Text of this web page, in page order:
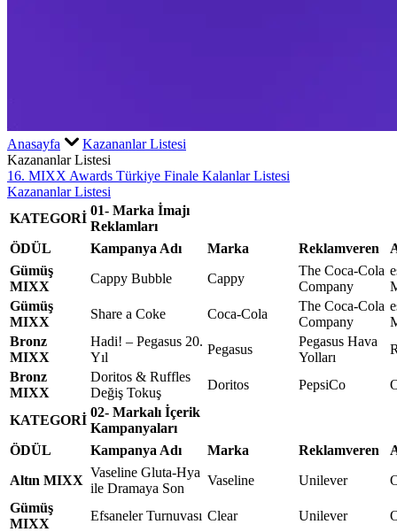
Anasayfa
Kazananlar Listesi
Kazananlar Listesi
16. MIXX Awards Türkiye Finale Kalanlar Listesi
Kazananlar Listesi
KATEGORİ
01- Marka İmajı
Reklamları
ÖDÜL
Kampanya Adı Marka Reklamveren
Gümüş
MIXX
Cappy Bubble Cappy
The Coca-Cola
Company
Gümüş
MIXX
Share a Coke Coca-Cola
The Coca-Cola
Company
Bronz
MIXX
Hadi! – Pegasus 20.
Yıl
Pegasus
Pegasus Hava
Yolları
Bronz
MIXX
Doritos & Ruffles
Değiş Tokuş
Doritos PepsiCo
KATEGORİ
02- Markalı İçerik
Kampanyaları
ÖDÜL
Kampanya Adı Marka Reklamveren
Altın MIXX
Vaseline Gluta-Hya
ile Dramaya Son
Vaseline Unilever
Gümüş
MIXX
Efsaneler Turnuvası Clear Unilever